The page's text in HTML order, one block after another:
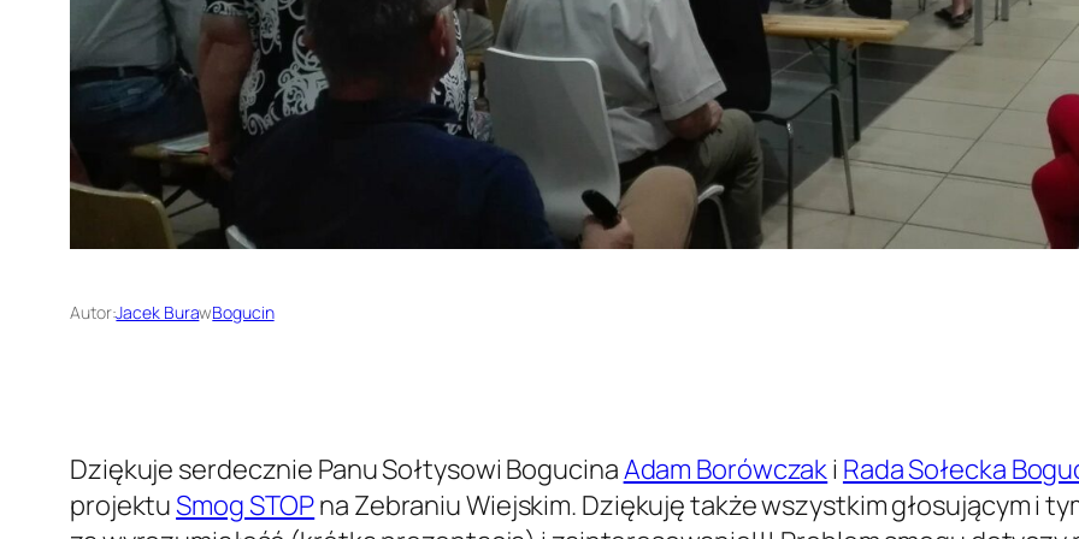
Autor:Jacek BurawBogucin
Dziękuje serdecznie Panu Sołtysowi BogucinaAdam Borówczaki Rada Sołecka
projektuSmog STOPna Zebraniu Wiejskim. Dziękuję także wszystkim głosującym i